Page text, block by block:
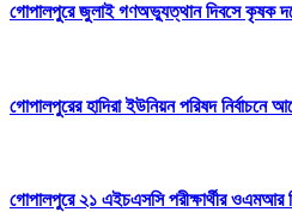
গোপালপুরে জুলাই গণঅভ্যুত্থান দিবসে কৃষক
গোপালপুরের হাদিরা ইউনিয়ন পরিষদ নির্বাচনে
গোপালপুরে ২১ এইচএসসি পরীক্ষার্থীর ওএমআর